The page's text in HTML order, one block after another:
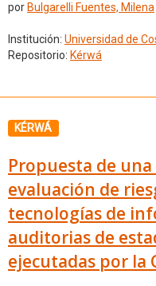
por Bulgarelli Fuentes, Milena
Institución: Universidad de
Repositorio: Kérwá
KÉRWÁ
Propuesta de
evaluación de
tecnologías de
auditorias de
ejecutadas por la